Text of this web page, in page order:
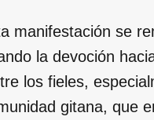
manifestación se
la devoción
los fieles,
gitana, que